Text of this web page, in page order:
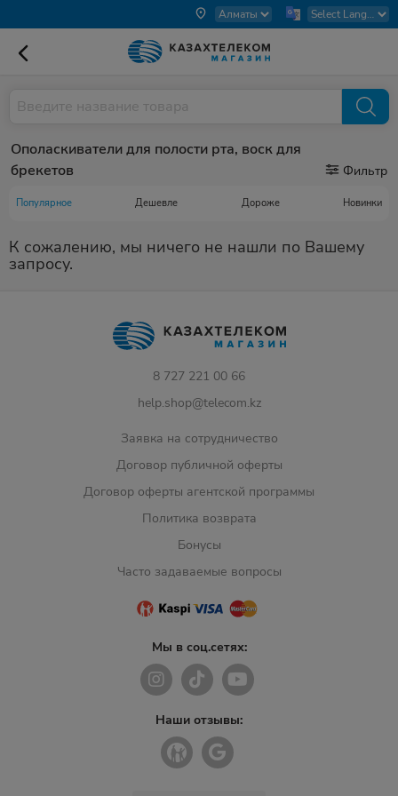
Ополаскиватели для полости рта, воск для
брекетов
Фильтр
Популярное Дешевле Дороже Новинки
К сожалению, мы ничего не нашли по Вашему
запросу.
8 727 221 00 66
help.shop@telecom.kz
Заявка на сотрудничество
Договор публичной оферты
Договор оферты агентской программы
Политика возврата
Бонусы
Часто задаваемые вопросы
Мы в соц.сетях:
Наши отзывы: